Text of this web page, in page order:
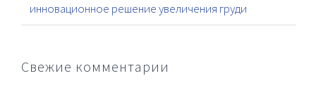
инновационное решение увеличения груди
Свежие комментарии